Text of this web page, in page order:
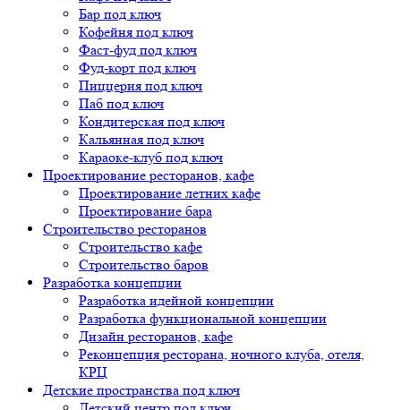
Бар под ключ
Кофейня под ключ
Фаст-фуд под ключ
Фуд-корт под ключ
Пиццерия под ключ
Паб под ключ
Кондитерская под ключ
Кальянная под ключ
Караоке-клуб под ключ
Проектирование ресторанов, кафе
Проектирование летних кафе
Проектирование бара
Строительство ресторанов
Строительство кафе
Строительство баров
Разработка концепции
Разработка идейной концепции
Разработка функциональной концепции
Дизайн ресторанов, кафе
Реконцепция ресторана, ночного клуба, отеля,
КРЦ
Детские пространства под ключ